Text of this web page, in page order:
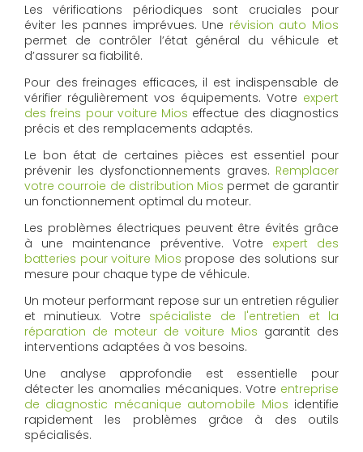
Les vérifications périodiques sont cruciales pour
éviter les pannes imprévues. Une révision auto Mios
permet de contrôler l’état général du véhicule et
d’assurer sa fiabilité.
Pour des freinages efficaces, il est indispensable de
vérifier régulièrement vos équipements. Votre expert
des freins pour voiture Mios effectue des diagnostics
précis et des remplacements adaptés.
Le bon état de certaines pièces est essentiel pour
prévenir les dysfonctionnements graves. Remplacer
votre courroie de distribution Mios permet de garantir
un fonctionnement optimal du moteur.
Les problèmes électriques peuvent être évités grâce
à une maintenance préventive. Votre expert des
batteries pour voiture Mios propose des solutions sur
mesure pour chaque type de véhicule.
Un moteur performant repose sur un entretien régulier
et minutieux. Votre spécialiste de l'entretien et la
réparation de moteur de voiture Mios garantit des
interventions adaptées à vos besoins.
Une analyse approfondie est essentielle pour
détecter les anomalies mécaniques. Votre entreprise
de diagnostic mécanique automobile Mios identifie
rapidement les problèmes grâce à des outils
spécialisés.